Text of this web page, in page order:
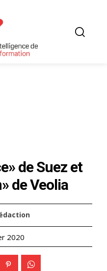
de Suez et
de Veolia
2020